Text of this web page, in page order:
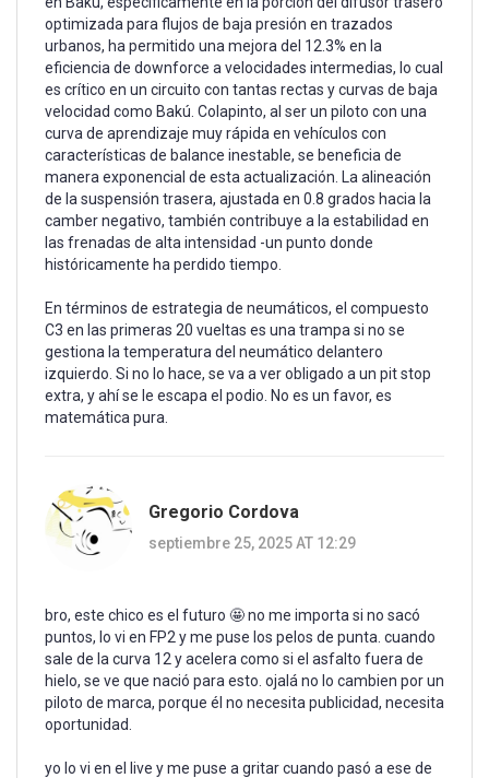
optimizada para flujos de baja presión en trazados
urbanos, ha permitido una mejora del 12.3% en la
eficiencia de downforce a velocidades intermedias, lo cual
es crítico en un circuito con tantas rectas y curvas de baja
velocidad como Bakú. Colapinto, al ser un piloto con una
curva de aprendizaje muy rápida en vehículos con
características de balance inestable, se beneficia de
manera exponencial de esta actualización. La alineación
de la suspensión trasera, ajustada en 0.8 grados hacia la
camber negativo, también contribuye a la estabilidad en
las frenadas de alta intensidad -un punto donde
históricamente ha perdido tiempo.
En términos de estrategia de neumáticos, el compuesto
C3 en las primeras 20 vueltas es una trampa si no se
gestiona la temperatura del neumático delantero
izquierdo. Si no lo hace, se va a ver obligado a un pit stop
extra, y ahí se le escapa el podio. No es un favor, es
matemática pura.
Gregorio Cordova
septiembre 25, 2025 AT 12:29
bro, este chico es el futuro 🤩 no me importa si no sacó
puntos, lo vi en FP2 y me puse los pelos de punta. cuando
sale de la curva 12 y acelera como si el asfalto fuera de
hielo, se ve que nació para esto. ojalá no lo cambien por un
piloto de marca, porque él no necesita publicidad, necesita
oportunidad.
yo lo vi en el live y me puse a gritar cuando pasó a ese de